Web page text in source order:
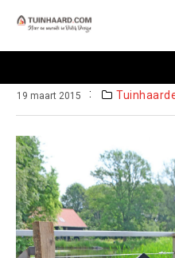
19 maart 2015